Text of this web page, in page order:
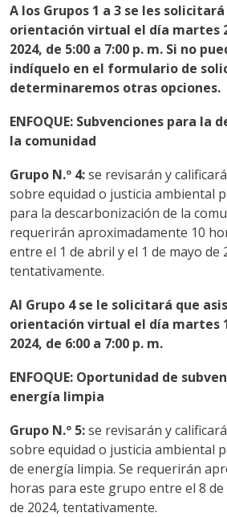
A los Grupos 1 a 3 se les
orientación virtual el día martes
2024, de 5:00 a 7:00 p. m. Si no
indíquelo en el formulario de
determinaremos otras opciones.
ENFOQUE: Subvenciones para la
la comunidad
Grupo N.º 4:se revisarán y
sobre equidad o justicia ambiental
para la descarbonización de la
requerirán aproximadamente 10
entre el 1 de abril y el 1 de mayo de
tentativamente.
Al Grupo 4 se le solicitará que
orientación virtual el día martes
2024, de 6:00 a 7:00 p. m.
ENFOQUE: Oportunidad de
energía limpia
Grupo N.º 5:se revisarán y
sobre equidad o justicia ambiental
de energía limpia. Se requerirán
horas para este grupo entre el 8 de
de 2024, tentativamente.